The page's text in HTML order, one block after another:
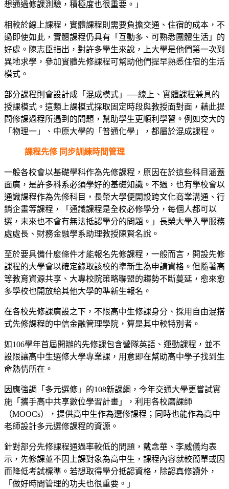
想通過修課測驗，積極度也很重要。」
相較於線上課程，實體課程則需要負擔交通、住宿的成本，不
過即使如此，實體課程仍具有「互動多、可熟悉團體生活」的
好處。陳志臣指出，對許多學生來說，上大學是他們第一次到
異地求學，參加實體先修課程可幫助他們提早熟悉住宿的生活
模式。
部分課程則會設計成「混成模式」──線上、實體課程兼具的
授課模式。這類上課模式採取固定時段與教授面對面，藉此提
問修課過程所遇到的問題，幫助學生更順利學習。例如交大的
「物理一」、中原大學的「普通化學」，都屬於混成課程。
課程先修 同步訓練時間管理
一般各校會以基礎學科作為先修課程，原因在於這些科目涵蓋
面廣，是許多科系必須學好的基礎知識。不過，也有學校會以
通識課程作為先修科目，長榮大學便開設跨文化商業溝通、行
銷企畫等課程，「通識課程是全校必修學分，每個人都可以
選，未來也不會有無法抵認學分的問題。」長榮大學入學服務
處處長、財務金融學系助理教授陳賢名說。
至於要具備什麼條件才能報名先修課程，一般而言，開設先修
課程的大學會以確定錄取該校的準新生為申請資格。但隨著高
等教育資源共享、大專校院策略聯盟的趨勢不斷蔓延，愈來愈
多學校也開放給其他大學的準新生報名。
在各校先修課廣設之下，不限高中生修課身分、採用自由混搭
式先修課程的中信金融管理學院，算是其中較特別者。
如106學年首屆開辦的先修課包含營隊英語、運動課程，並不
設限讓高中生選修大學專業課，用意即在幫助高中學子找到生
命熱情所在。
因應強調「多元選修」的108新課綱，今年交通大學更嘗試實
施「攜手高中共享數位學習計畫」，利用各校磨課師
（MOOCs），提供高中生作為選修課程；同時也能作為高中
老師設計多元選修課程的資源。
針對部分先修課程通過率較低的問題，戴念華、李威儀均表
示，先修課並不因上課對象為高中生，課程內容就較簡單或因
而降低考試標準。若想取得學分抵認資格，除認真修讀外，
「做好時間管理的功夫也很重要。」